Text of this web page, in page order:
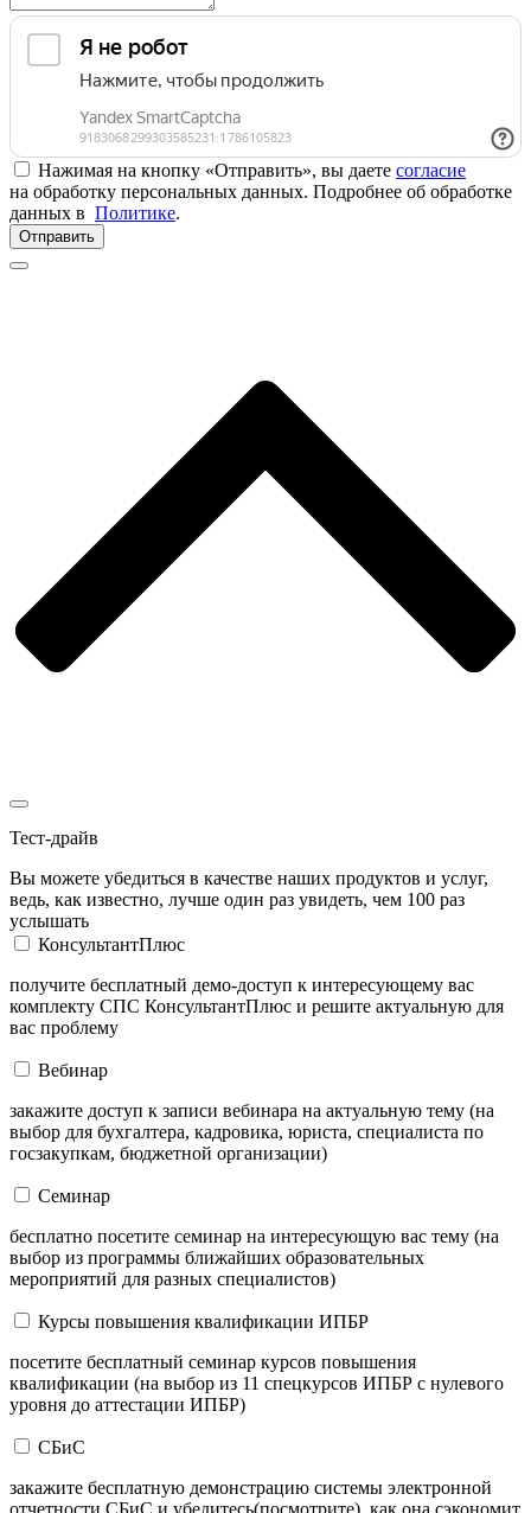
Нажимая на кнопку «Отправить», вы даете согласие
на обработку персональных данных. Подробнее об обработке
данных в Политике.
Отправить
Тест-драйв
Вы можете убедиться в качестве наших продуктов и услуг,
ведь, как известно, лучше один раз увидеть, чем 100 раз
услышать
КонсультантПлюс
получите бесплатный демо-доступ к интересующему вас
комплекту СПС КонсультантПлюс и решите актуальную для
вас проблему
Вебинар
закажите доступ к записи вебинара на актуальную тему (на
выбор для бухгалтера, кадровика, юриста, специалиста по
госзакупкам, бюджетной организации)
Семинар
бесплатно посетите семинар на интересующую вас тему (на
выбор из программы ближайших образовательных
мероприятий для разных специалистов)
Курсы повышения квалификации ИПБР
посетите бесплатный семинар курсов повышения
квалификации (на выбор из 11 спецкурсов ИПБР с нулевого
уровня до аттестации ИПБР)
СБиС
закажите бесплатную демонстрацию системы электронной